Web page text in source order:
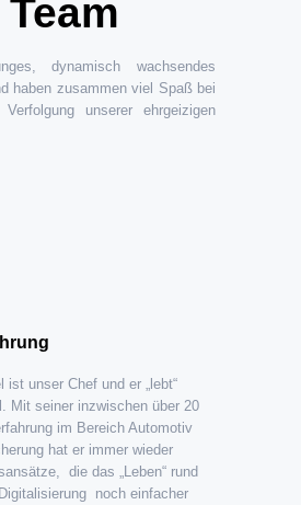
dynamisch wachsendes
haben zusammen viel Spaß bei
unserer ehrgeizigen
ist unser Chef und er „lebt“
Mit seiner inzwischen über 20
im Bereich Automotiv
hat er immer wieder
die das „Leben“ rund
noch einfacher